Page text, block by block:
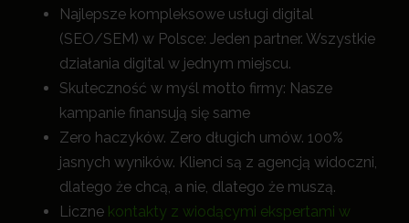
Najlepsze kompleksowe usługi digital
(SEO/SEM) w Polsce: Jeden partner. Wszystkie
działania digital w jednym miejscu.
Skuteczność w myśl motto firmy: Nasze
kampanie finansują się same
Zero haczyków. Zero długich umów. 100%
jasnych wyników. Klienci są z agencją widoczni,
dlatego że chcą, a nie, dlatego że muszą.
Liczne kontakty z wiodącymi ekspertami w